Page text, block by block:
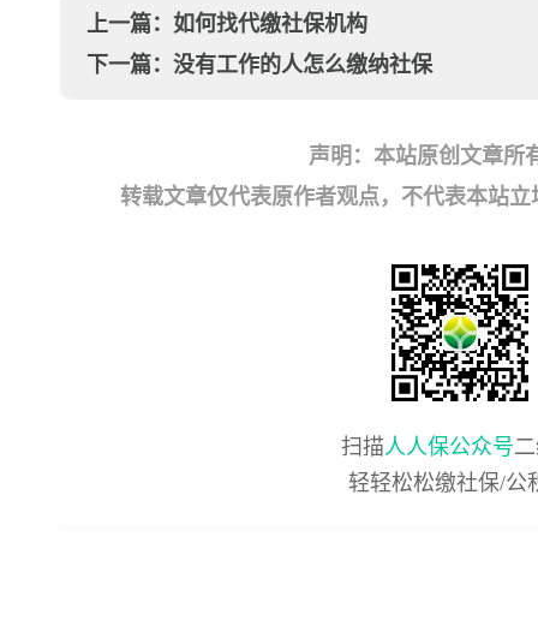
上一篇： 如何找代缴社保机构
下一篇： 没有工作的人怎么缴纳社保
声明：本站原创文章所
转载文章仅代表原作者观点，不代表本站
扫描人人保公众号
轻轻松松缴社保/公